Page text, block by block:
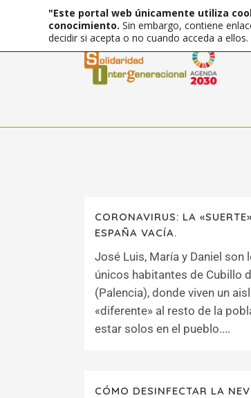
CORONAVIRUS: LA
ESPAÑA VACÍA.
José Luis, María y Daniel son
únicos habitantes de Cubillo
(Palencia), donde viven un
«diferente» al resto de la
estar solos en el pueblo....
CÓMO DESINFECTAR LA
"Este portal web únicamente utiliza
conocimiento. Sin embargo, contiene
decidir si acepta o no cuando acceda a ellos.